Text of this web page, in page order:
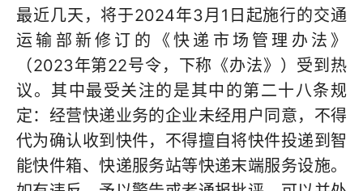
最近几天，将于2024年3月1日起施行的交通
运输部新修订的《快递市场管理办法》
（2023年第22号令，下称《办法》）受到热
议。其中最受关注的是其中的第二十八条规
定：经营快递业务的企业未经用户同意，不得
代为确认收到快件，不得擅自将快件投递到智
能快件箱、快递服务站等快递末端服务设施。